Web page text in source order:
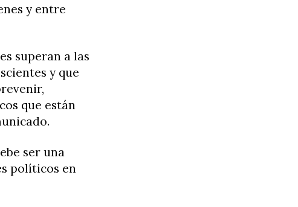
y entre
superan a las
y que
que están
ser una
políticos en